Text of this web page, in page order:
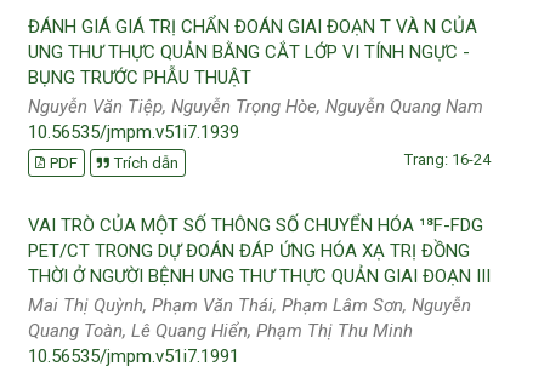
ĐÁNH GIÁ GIÁ TRỊ CHẨN ĐOÁN GIAI ĐOẠN T VÀ N CỦA
UNG THƯ THỰC QUẢN BẰNG CẮT LỚP VI TÍNH NGỰC -
BỤNG TRƯỚC PHẪU THUẬT
Nguyễn Văn Tiệp, Nguyễn Trọng Hòe, Nguyễn Quang Nam
10.56535/jmpm.v51i7.1939
PDF Trích dẫn Trang: 16-24
VAI TRÒ CỦA MỘT SỐ THÔNG SỐ CHUYỂN HÓA ¹⁸F-FDG
PET/CT TRONG DỰ ĐOÁN ĐÁP ỨNG HÓA XẠ TRỊ ĐỒNG
THỜI Ở NGƯỜI BỆNH UNG THƯ THỰC QUẢN GIAI ĐOẠN III
Mai Thị Quỳnh, Phạm Văn Thái, Phạm Lâm Sơn, Nguyễn
Quang Toàn, Lê Quang Hiển, Phạm Thị Thu Minh
10.56535/jmpm.v51i7.1991